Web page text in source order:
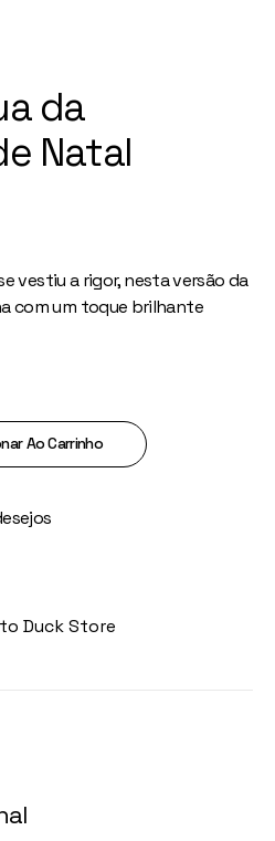
da
Natal
vestiu a rigor, nesta versão da
com um toque brilhante
de Natal quantity
Ao Carrinho
Duck Store